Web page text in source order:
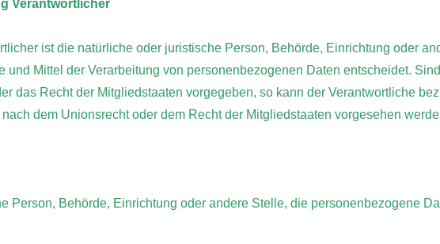
Verantwortlicher
ist die natürliche oder juristische Person, Behörde, Einrichtung oder
Mittel der Verarbeitung von personenbezogenen Daten entscheidet.
das Recht der Mitgliedstaaten vorgegeben, so kann der Verantwortliche
dem Unionsrecht oder dem Recht der Mitgliedstaaten vorgesehen
Person, Behörde, Einrichtung oder andere Stelle, die personenbezogene